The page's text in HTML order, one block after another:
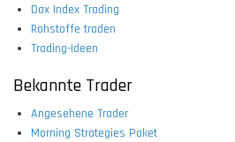
Dax Index Trading
Rohstoffe traden
Trading-Ideen
Bekannte Trader
Angesehene Trader
Morning Strategies Paket